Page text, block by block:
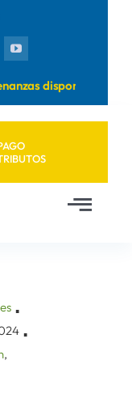
disponibles
▪
▪
,